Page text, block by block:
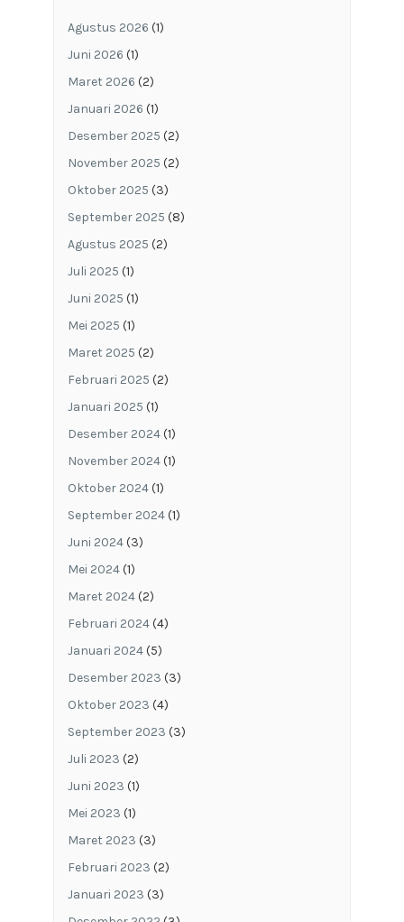
Agustus 2026 (1)
Juni 2026 (1)
Maret 2026 (2)
Januari 2026 (1)
Desember 2025 (2)
November 2025 (2)
Oktober 2025 (3)
September 2025 (8)
Agustus 2025 (2)
Juli 2025 (1)
Juni 2025 (1)
Mei 2025 (1)
Maret 2025 (2)
Februari 2025 (2)
Januari 2025 (1)
Desember 2024(1)
November 2024(1)
Oktober 2024(1)
September 2024(1)
Juni 2024(3)
Mei 2024(1)
Maret 2024(2)
Februari 2024(4)
Januari 2024(5)
Desember 2023 (3)
Oktober 2023 (4)
September 2023 (3)
Juli 2023 (2)
Juni 2023 (1)
Mei 2023 (1)
Maret 2023 (3)
Februari 2023 (2)
Januari 2023 (3)